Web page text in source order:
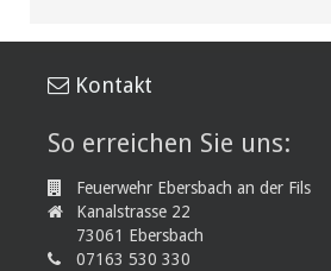
Kontakt
So erreichen Sie uns:
Feuerwehr Ebersbach an der Fils
Kanalstrasse 22
73061 Ebersbach
07163 530 330